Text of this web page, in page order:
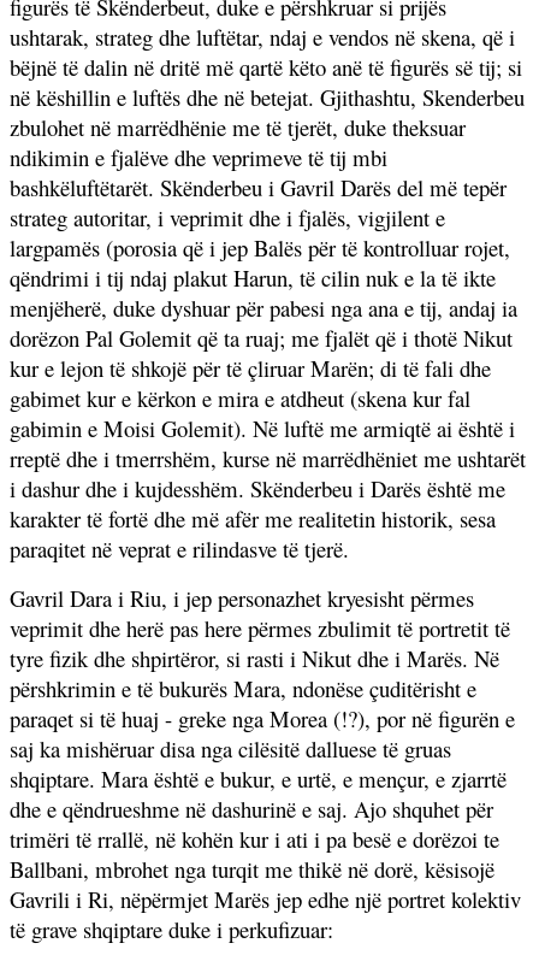
figurës të Skënderbeut, duke e përshkruar si prijës
ushtarak, strateg dhe luftëtar, ndaj e vendos në skena, që i
bëjnë të dalin në dritë më qartë këto anë të figurës së tij; si
në këshillin e luftës dhe në betejat. Gjithashtu, Skenderbeu
zbulohet në marrëdhënie me të tjerët, duke theksuar
ndikimin e fjalëve dhe veprimeve të tij mbi
bashkëluftëtarët. Skënderbeu i Gavril Darës del më tepër
strateg autoritar, i veprimit dhe i fjalës, vigjilent e
largpamës (porosia që i jep Balës për të kontrolluar rojet,
qëndrimi i tij ndaj plakut Harun, të cilin nuk e la të ikte
menjëherë, duke dyshuar për pabesi nga ana e tij, andaj ia
dorëzon Pal Golemit që ta ruaj; me fjalët që i thotë Nikut
kur e lejon të shkojë për të çliruar Marën; di të fali dhe
gabimet kur e kërkon e mira e atdheut (skena kur fal
gabimin e Moisi Golemit). Në luftë me armiqtë ai është i
rreptë dhe i tmerrshëm, kurse në marrëdhëniet me ushtarët
i dashur dhe i kujdesshëm. Skënderbeu i Darës është me
karakter të fortë dhe më afër me realitetin historik, sesa
paraqitet në veprat e rilindasve të tjerë.
Gavril Dara i Riu, i jep personazhet kryesisht përmes
veprimit dhe herë pas here përmes zbulimit të portretit të
tyre fizik dhe shpirtëror, si rasti i Nikut dhe i Marës. Në
përshkrimin e të bukurës Mara, ndonëse çuditërisht e
paraqet si të huaj - greke nga Morea (!?), por në figurën e
saj ka mishëruar disa nga cilësitë dalluese të gruas
shqiptare. Mara është e bukur, e urtë, e mençur, e zjarrtë
dhe e qëndrueshme në dashurinë e saj. Ajo shquhet për
trimëri të rrallë, në kohën kur i ati i pa besë e dorëzoi te
Ballbani, mbrohet nga turqit me thikë në dorë, kësisojë
Gavrili i Ri, nëpërmjet Marës jep edhe një portret kolektiv
të grave shqiptare duke i perkufizuar: